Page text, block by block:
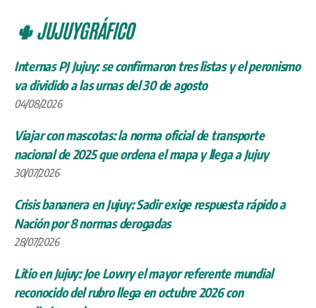
🌵 JUJUYGRÁFICO
Internas PJ Jujuy: se confirmaron tres listas y el peronismo
va dividido a las urnas del 30 de agosto
04/08/2026
Viajar con mascotas: la norma oficial de transporte
nacional de 2025 que ordena el mapa y llega a Jujuy
30/07/2026
Crisis bananera en Jujuy: Sadir exige respuesta rápido a
Nación por 8 normas derogadas
28/07/2026
Litio en Jujuy: Joe Lowry el mayor referente mundial
reconocido del rubro llega en octubre 2026 con